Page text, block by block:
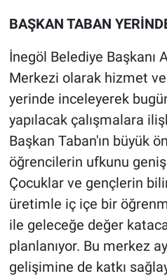
BAŞKAN TABAN
İnegöl Belediye Başkanı
Merkezi olarak hizmet
yerinde inceleyerek
yapılacak çalışmalara
Başkan Taban'ın büyük
öğrencilerin ufkunu
Çocuklar ve gençlerin
üretimle iç içe bir
ile geleceğe değer
planlanıyor. Bu merkez
gelişimine de katkı